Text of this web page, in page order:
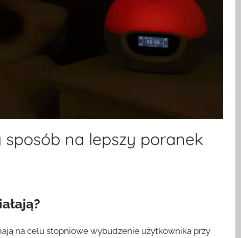
na lepszy poranek
na celu stopniowe wybudzenie użytkownika przy